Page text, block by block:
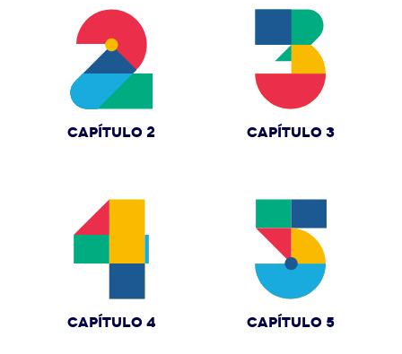
CAPÍTULO 2 CAPÍTULO 3
CAPÍTULO 4 CAPÍTULO 5